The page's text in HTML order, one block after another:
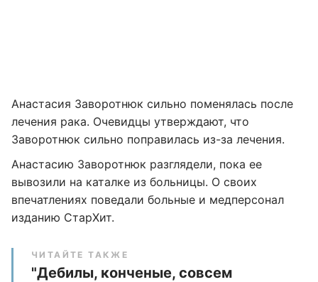
Анастасия Заворотнюк сильно поменялась после
лечения рака. Очевидцы утверждают, что
Заворотнюк сильно поправилась из-за лечения.
Анастасию Заворотнюк разглядели, пока ее
вывозили на каталке из больницы. О своих
впечатлениях поведали больные и медперсонал
изданию СтарХит.
ЧИТАЙТЕ ТАКЖЕ
"Дебилы, конченые, совсем